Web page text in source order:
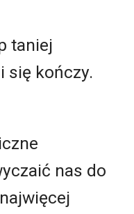
taniej
się kończy.
nas do